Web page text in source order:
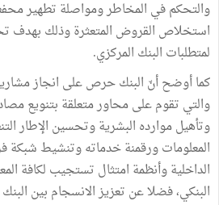
والتحكم في المخاطر ومواصلة تطهير
استخلاص القروض المتعثرة وذلك بهدف
لمتطلبات البنك المركزي.
كما أوضح أنّ البنك حرص على انجاز
والتي تقوم على محاور متعلقة بتنويع
وتأهيل موارده البشرية وتحسين الإطار
المعلومات ورقمنة خدماته وتنشيط شبكة
الداخلية وأنظمة امتثال تستجيب لكافة
البنكي، فضلا عن تعزيز الانسجام بين